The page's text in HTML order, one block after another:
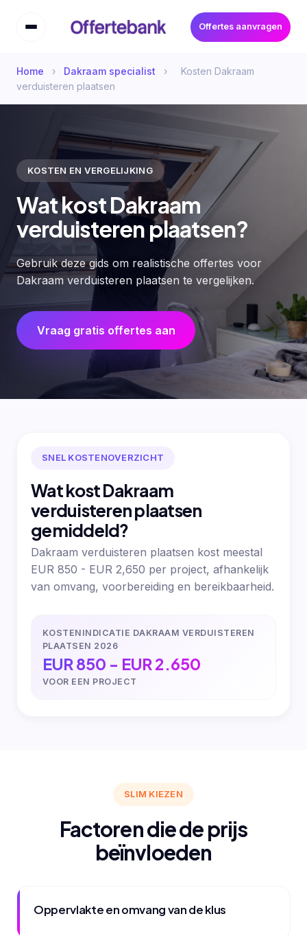
Offertes aanvragen
Home › Dakraam specialist ›
Kosten Dakraam
verduisteren plaatsen
KOSTEN EN VERGELIJKING
Wat kost Dakraam
verduisteren plaatsen?
Gebruik deze gids om realistische offertes voor
Dakraam verduisteren plaatsen te vergelijken.
Vraag gratis offertes aan
SNEL KOSTENOVERZICHT
Wat kost Dakraam
verduisteren plaatsen
gemiddeld?
Dakraam verduisteren plaatsen kost meestal
EUR 850 - EUR 2,650 per project, afhankelijk
van omvang, voorbereiding en bereikbaarheid.
KOSTENINDICATIE DAKRAAM VERDUISTEREN
PLAATSEN 2026
EUR 850 - EUR 2.650
VOOR EEN PROJECT
SLIM KIEZEN
Factoren die de prijs
beïnvloeden
Oppervlakte en omvang van de klus